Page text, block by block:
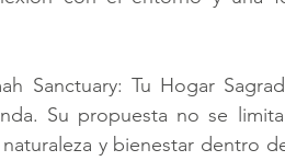
Sanctuary: Tu Hogar
Su propuesta no se
y bienestar dentro